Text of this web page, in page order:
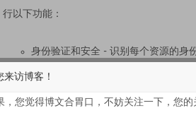
行以下功能：
身份验证和安全 - 识别每个资源的身
洞察和监测 - 跟踪边缘的有意义的数
来访博客！
，您觉得博文合胃口，不妨关注一下，您的